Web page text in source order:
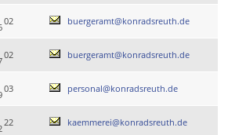
02 buergeramt@konradsreuth.de
02 buergeramt@konradsreuth.de
03 personal@konradsreuth.de
22 kaemmerei@konradsreuth.de